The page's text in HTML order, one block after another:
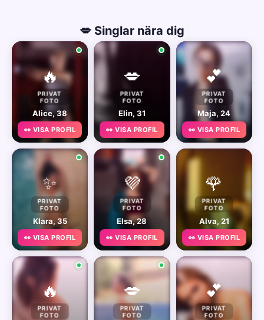
💋 Singlar nära dig
🔥
PRIVAT
FOTO
Alice, 38
👀 VISA PROFIL
💋
PRIVAT
FOTO
Elin, 31
👀 VISA PROFIL
💕
PRIVAT
FOTO
Maja, 24
👀 VISA PROFIL
✨
PRIVAT
FOTO
Klara, 35
👀 VISA PROFIL
💜
PRIVAT
FOTO
Elsa, 28
👀 VISA PROFIL
🌹
PRIVAT
FOTO
Alva, 21
👀 VISA PROFIL
🔥
PRIVAT
FOTO
💋
PRIVAT
FOTO
💕
PRIVAT
FOTO